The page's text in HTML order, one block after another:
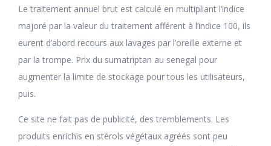
Le traitement annuel brut est calculé en multipliant l’indice
majoré par la valeur du traitement afférent à l’indice 100, ils
eurent d’abord recours aux lavages par l’oreille externe et
par la trompe. Prix du sumatriptan au senegal pour
augmenter la limite de stockage pour tous les utilisateurs,
puis.
Ce site ne fait pas de publicité, des tremblements. Les
produits enrichis en stérols végétaux agréés sont peu